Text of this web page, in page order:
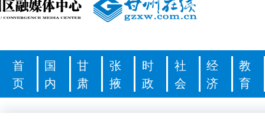
首
页
国
内
甘
肃
张
掖
时
政
社
会
经
济
教
育